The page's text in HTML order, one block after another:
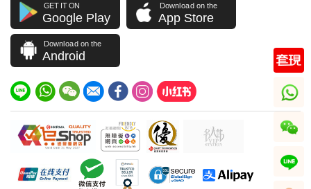
GET IT ON
Google Play
Download on the
App Store
Download on the
Android
whatsapp